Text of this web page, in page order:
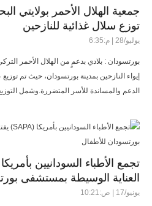
جمعية الهلال الأحمر بولايتي
توزع سلال غذائية للنازحين
يوليو/28 | م:6:35
بورتسودان : بلادي بدعمٍ من الهلال الأحمر
الدعم والمساندة للأسر المتضررة.وشمل
العناية الوسيطة بمستشفى
يونيو/17 | ص:10:21